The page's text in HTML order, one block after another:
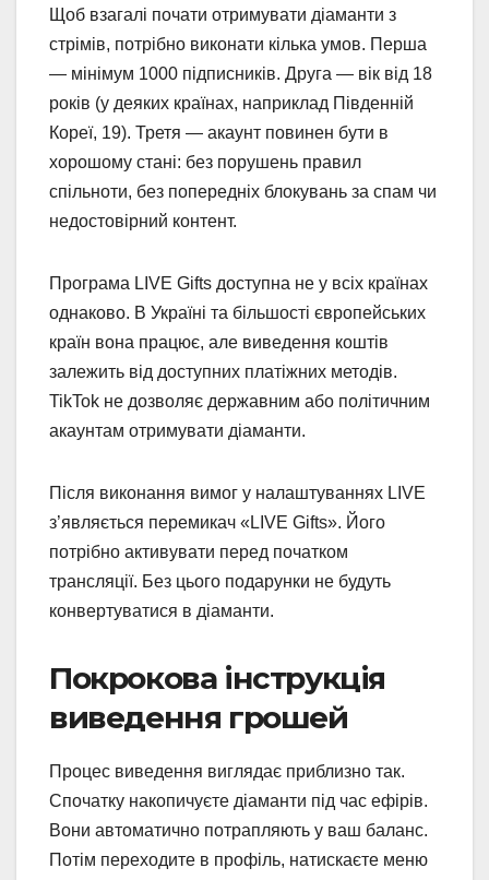
Щоб взагалі почати отримувати діаманти з
стрімів, потрібно виконати кілька умов. Перша
— мінімум 1000 підписників. Друга — вік від 18
років (у деяких країнах, наприклад Південній
Кореї, 19). Третя — акаунт повинен бути в
хорошому стані: без порушень правил
спільноти, без попередніх блокувань за спам чи
недостовірний контент.
Програма LIVE Gifts доступна не у всіх країнах
однаково. В Україні та більшості європейських
країн вона працює, але виведення коштів
залежить від доступних платіжних методів.
TikTok не дозволяє державним або політичним
акаунтам отримувати діаманти.
Після виконання вимог у налаштуваннях LIVE
з’являється перемикач «LIVE Gifts». Його
потрібно активувати перед початком
трансляції. Без цього подарунки не будуть
конвертуватися в діаманти.
Покрокова інструкція
виведення грошей
Процес виведення виглядає приблизно так.
Спочатку накопичуєте діаманти під час ефірів.
Вони автоматично потрапляють у ваш баланс.
Потім переходите в профіль, натискаєте меню